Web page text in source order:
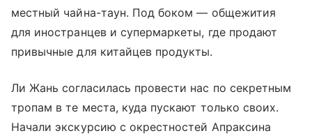
местный чайна-таун. Под боком — общежития
для иностранцев и супермаркеты, где продают
привычные для китайцев продукты.
Ли Жань согласилась провести нас по секретным
тропам в те места, куда пускают только своих.
Начали экскурсию с окрестностей Апраксина